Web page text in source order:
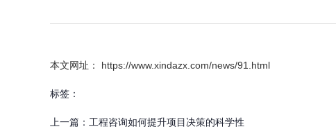
本文网址： https://www.xindazx.com/news/91.html
标签：
上一篇： 工程咨询如何提升项目决策的科学性